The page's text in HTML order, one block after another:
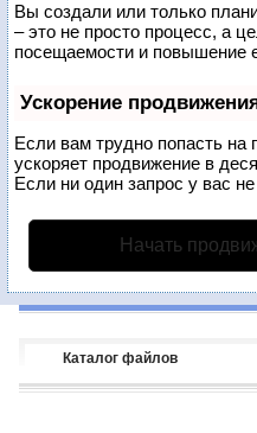
Вы создали или только
– это не просто процесс, а
посещаемости и повышение
Ускорение
Если вам трудно попасть на
ускоряет продвижение в
Если ни один запрос у вас
Начать
Каталог файлов